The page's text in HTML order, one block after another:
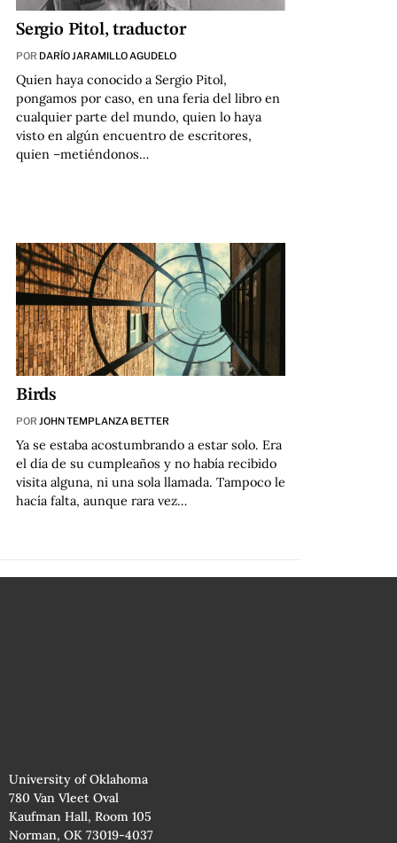
Sergio Pitol, traductor
POR DARÍO JARAMILLO AGUDELO
Quien haya conocido a Sergio Pitol,
pongamos por caso, en una feria del libro en
cualquier parte del mundo, quien lo haya
visto en algún encuentro de escritores,
quien –metiéndonos…
Birds
POR JOHN TEMPLANZA BETTER
Ya se estaba acostumbrando a estar solo. Era
el día de su cumpleaños y no había recibido
visita alguna, ni una sola llamada. Tampoco le
hacía falta, aunque rara vez…
University of Oklahoma
780 Van Vleet Oval
Kaufman Hall, Room 105
Norman, OK 73019-4037